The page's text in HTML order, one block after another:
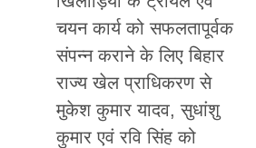
चयन कार्य को सफलतापूर्वक
संपन्न कराने के लिए बिहार
राज्य खेल प्राधिकरण से
मुकेश कुमार यादव, सुधांशु
कुमार एवं रवि सिंह को